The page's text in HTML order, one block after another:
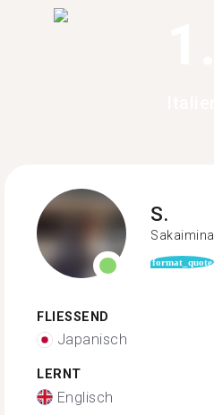
S.
format_quote
FLIESSEND
Japanisch
LERNT
Englisch